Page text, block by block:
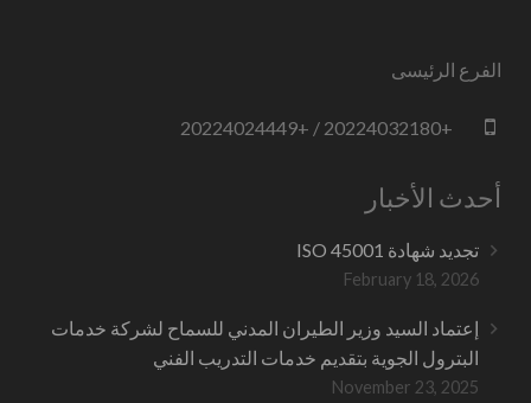
الفرع الرئيسى
+20224032180 / +20224024449
أحدث الأخبار
تجديد شهادة ISO 45001
February 18, 2026
إعتماد السيد وزير الطيران المدني للسماح لشركة خدمات
البترول الجوية بتقديم خدمات التدريب الفني
November 23, 2025